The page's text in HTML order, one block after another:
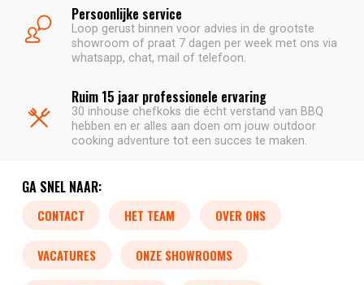
Persoonlijke service
Loop gerust binnen voor advies in de grootste
showroom of praat 7 dagen per week met ons via
whatsapp, chat, mail of telefoon.
Ruim 15 jaar professionele ervaring
30 inhouse chefkoks die écht verstand van BBQ
hebben en er alles aan doen om jouw outdoor
cooking adventure tot een succes te maken.
GA SNEL NAAR:
CONTACT HET TEAM OVER ONS
VACATURES ONZE SHOWROOMS